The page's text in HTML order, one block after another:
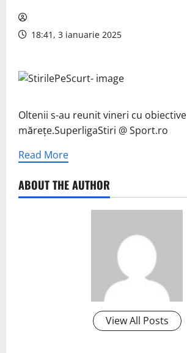
18:41, 3 ianuarie 2025
Oltenii s-au reunit vineri cu obiective
mărețe.SuperligaStiri @ Sport.ro
Read More
ABOUT THE AUTHOR
View All Posts